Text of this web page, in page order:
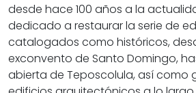
desde hace 100 años a la
dedicado a restaurar la serie de
catalogados como históricos,
exconvento de Santo Domingo,
abierta de Teposcolula, así como